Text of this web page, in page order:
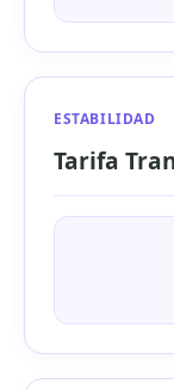
ESTABILIDAD
Tarifa